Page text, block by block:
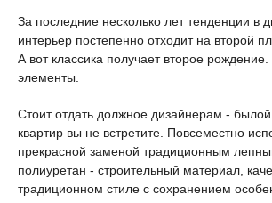
За последние несколько лет тенденции в
интерьер постепенно отходит на второй
А вот классика получает второе
элементы.
Стоит отдать должное дизайнерам -
квартир вы не встретите. Повсеместно
прекрасной заменой традиционным
полиуретан - строительный материал,
традиционном стиле с сохранением